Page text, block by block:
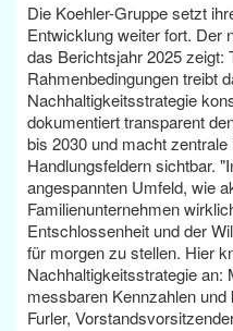
Die Koehler-Gruppe setzt
Entwicklung weiter fort. Der
das Berichtsjahr 2025 zeigt:
Rahmenbedingungen treibt
Nachhaltigkeitsstrategie
dokumentiert transparent
bis 2030 und macht
Handlungsfeldern sichtbar.
angespannten Umfeld, wie
Familienunternehmen
Entschlossenheit und der
für morgen zu stellen. Hier
Nachhaltigkeitsstrategie an:
messbaren Kennzahlen
Furler,